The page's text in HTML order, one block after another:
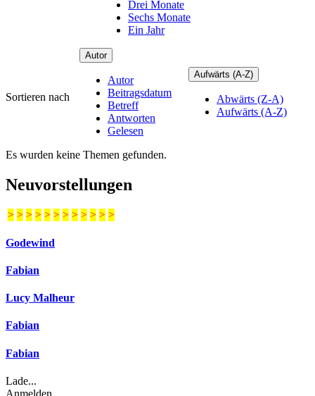
Drei Monate
Sechs Monate
Ein Jahr
Sortieren nach
Autor
Autor
Beitragsdatum
Betreff
Antworten
Gelesen
Aufwärts (A-Z)
Abwärts (Z-A)
Aufwärts (A-Z)
Es wurden keine Themen gefunden.
Neuvorstellungen
> > > > > > > > > > > >
Godewind
Fabian
Lucy Malheur
Fabian
Fabian
Lade...
Anmelden